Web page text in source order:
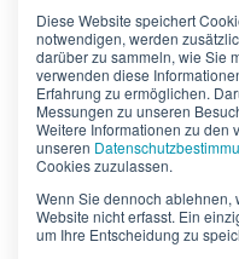
Diese Website speichert
notwendigen, werden
darüber zu sammeln, wie Sie
verwenden diese
Erfahrung zu ermöglichen.
Messungen zu unseren
Weitere Informationen zu den
unseren
Cookies zuzulassen.
Wenn Sie dennoch ablehnen,
Website nicht erfasst. Ein
um Ihre Entscheidung zu
Berlin · Upper
Düsseldorf ·
Frankfurt ·
Frankfurt ·
Frankfurt ·
Hamburg ·
München ·
Stuttgart ·